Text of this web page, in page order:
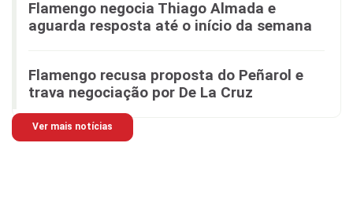
Flamengo negocia Thiago Almada e
aguarda resposta até o início da semana
Flamengo recusa proposta do Peñarol e
trava negociação por De La Cruz
Ver mais notícias